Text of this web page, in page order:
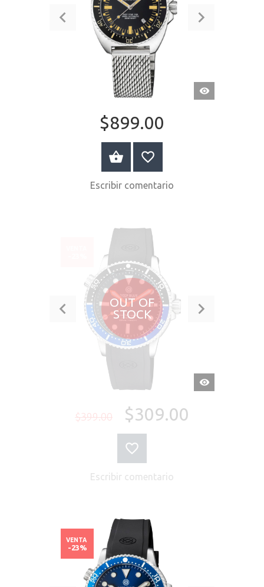
VISTA
RÁPIDA
$899.00
COMPRAR AHORA
Escribir comentario
OUT OF
STOCK
VISTA
RÁPIDA
$399.00 $309.00
Escribir comentario
VENTA
-23%